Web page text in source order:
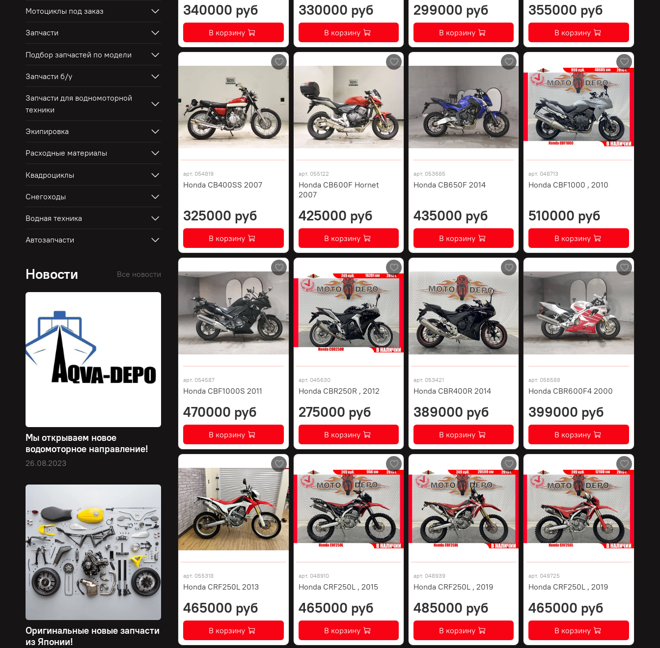
340000 руб
В корзину
330000 руб
В корзину
299000 руб
В корзину
355000 руб
В корзину
арт. 054819
Honda CB400SS 2007
325000 руб
В корзину
арт. 055122
Honda CB600F Hornet
2007
425000 руб
В корзину
арт. 053685
Honda CB650F 2014
435000 руб
В корзину
арт. 048713
Honda CBF1000 , 2010
510000 руб
В корзину
арт. 054587
Honda CBF1000S 2011
470000 руб
В корзину
арт. 045630
Honda CBR250R , 2012
275000 руб
В корзину
арт. 053421
Honda CBR400R 2014
389000 руб
В корзину
арт. 056588
Honda CBR600F4 2000
399000 руб
В корзину
арт. 055318
Honda CRF250L 2013
465000 руб
В корзину
арт. 048910
Honda CRF250L , 2015
465000 руб
В корзину
арт. 048939
Honda CRF250L , 2019
485000 руб
В корзину
арт. 049725
Honda CRF250L , 2019
465000 руб
В корзину
Мотоциклы под заказ
Запчасти
Подбор запчастей по модели
Запчасти б/у
Запчасти для водномоторной
техники
Экипировка
Расходные материалы
Квадроциклы
Снегоходы
Водная техника
Автозапчасти
Новости Все новости
Мы открываем новое
водомоторное направление!
26.08.2023
Оригинальные новые запчасти
из Японии!